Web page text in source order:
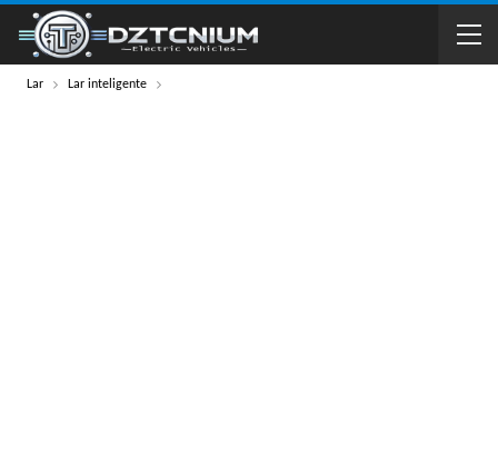
Lar Lar inteligente